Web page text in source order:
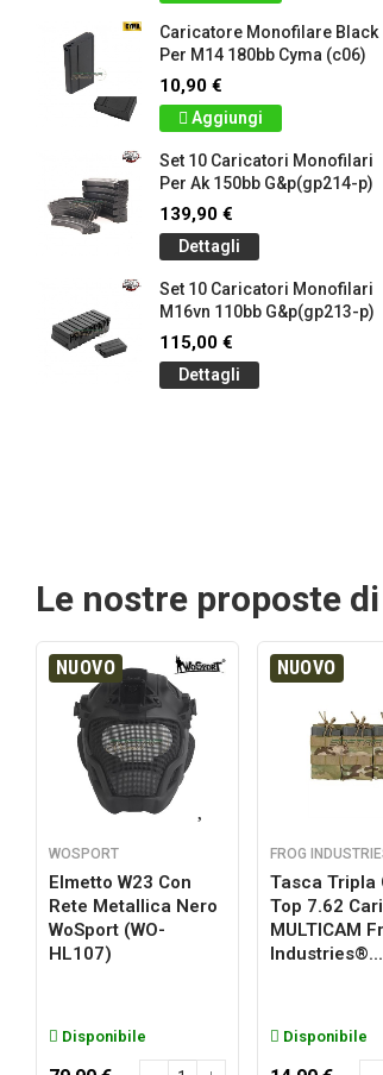
Caricatore Monofilare Black
Per M14 180bb Cyma (c06)
10,90 €
Aggiungi
Set 10 Caricatori Monofilari
Per Ak 150bb G&p(gp214-p)
139,90 €
Dettagli
Set 10 Caricatori Monofilari
M16vn 110bb G&p(gp213-p)
115,00 €
Dettagli
Le nostre proposte
NUOVO
WOSPORT
Elmetto W23 Con
Rete Metallica Nero
WoSport (WO-
HL107)
Disponibile
NUOVO
FROG
Tasca Tripla
Top 7.62
MULTICAM
Industries®...
Disponibile